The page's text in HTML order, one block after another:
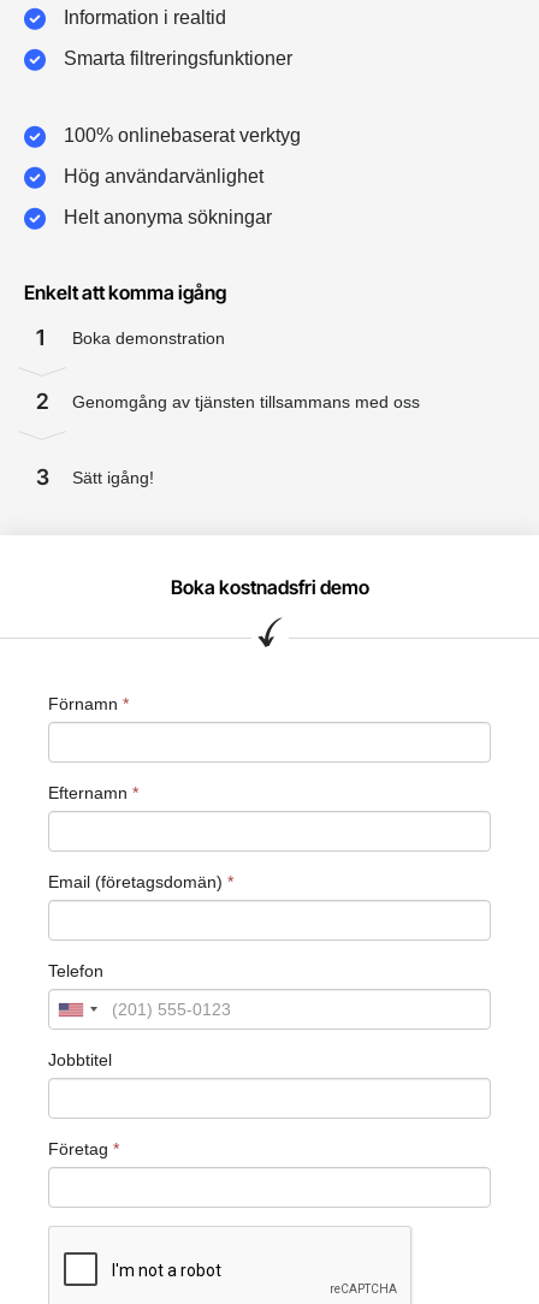
Information i realtid
Smarta filtreringsfunktioner
100% onlinebaserat verktyg
Hög användarvänlighet
Helt anonyma sökningar
Enkelt att komma igång
1 Boka demonstration
2 Genomgång av tjänsten tillsammans med oss
3 Sätt igång!
Boka kostnadsfri demo